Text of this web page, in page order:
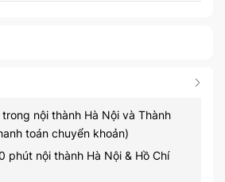
nội thành Hà Nội và Thành
toán chuyển khoản)
phút nội thành Hà Nội & Hồ Chí